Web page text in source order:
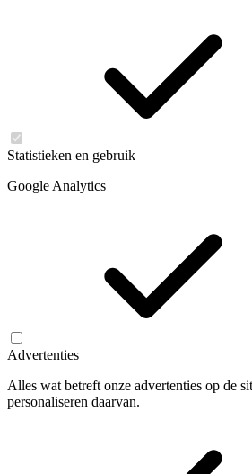
Statistieken en gebruik
Google Analytics
Advertenties
Alles wat betreft onze advertenties op de
personaliseren daarvan.